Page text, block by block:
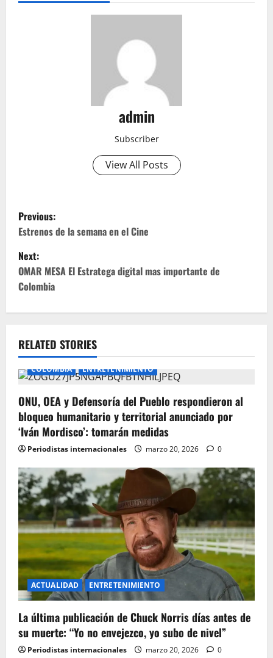
admin
Subscriber
View All Posts
P
o
s
t
n
a
v
i
g
a
t
i
o
n
Previous:
Estrenos de la semana en el Cine
Next:
OMAR MESA El Estratega digital mas importante de
Colombia
RELATED STORIES
COLOMBIA ENTRETENIMIENTO
ONU, OEA y Defensoría del Pueblo respondieron al
bloqueo humanitario y territorial anunciado por
‘Iván Mordisco’: tomarán medidas
Periodistas internacionales marzo 20, 2026 0
ACTUALIDAD ENTRETENIMIENTO
La última publicación de Chuck Norris días antes de
su muerte: “Yo no envejezco, yo subo de nivel”
Periodistas internacionales marzo 20, 2026 0